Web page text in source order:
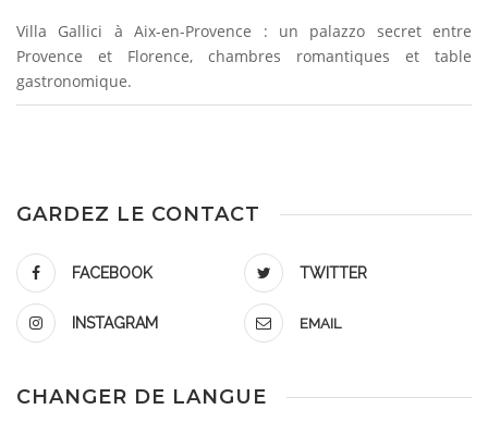
Villa Gallici à Aix-en-Provence : un palazzo secret entre
Provence et Florence, chambres romantiques et table
gastronomique.
GARDEZ LE CONTACT
FACEBOOK TWITTER
INSTAGRAM EMAIL
CHANGER DE LANGUE